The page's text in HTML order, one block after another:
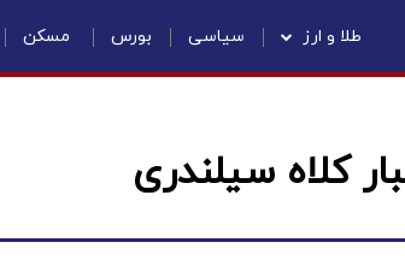
طلا و ارز سیاسی بورس مسکن
کلاه سیلندری